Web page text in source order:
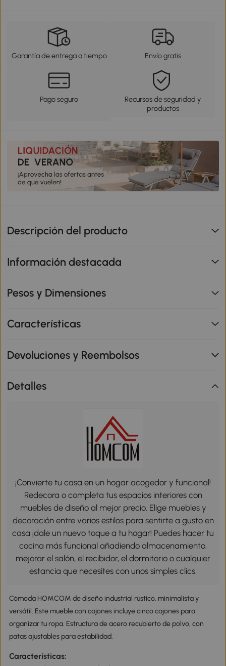
Garantía de entrega a tiempo Envío gratis
Pago seguro
Recursos de seguridad y
productos
Descripción del producto
Información destacada
Pesos y Dimensiones
Características
Devoluciones y Reembolsos
Detalles
¡Convierte tu casa en un hogar acogedor y funcional!
Redecora o completa tus espacios interiores con
muebles de diseño al mejor precio. Elige muebles y
decoración entre varios estilos para sentirte a gusto en
casa ¡dale un nuevo toque a tu hogar! Puedes hacer tu
cocina más funcional añadiendo almacenamiento,
mejorar el salón, el recibidor, el dormitorio o cualquier
estancia que necesites con unos simples clics.
Cómoda HOMCOM de diseño industrial rústico, minimalista y
versátil. Este mueble con cajones incluye cinco cajones para
organizar tu ropa. Estructura de acero recubierto de polvo, con
patas ajustables para estabilidad.
Características: